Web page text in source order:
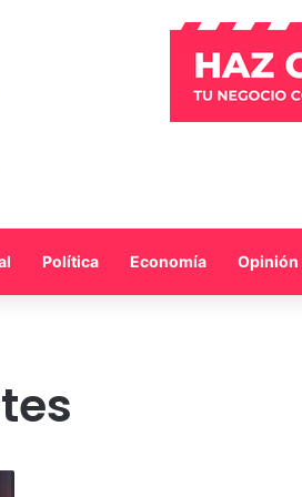
Política Economía Opinión